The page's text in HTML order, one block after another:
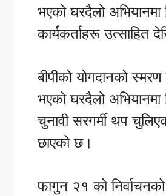
भएको घरदैलो
कार्यकर्ताहरू उत्साहित
बीपीको योगदानको स्मरण
भएको घरदैलो
चुनावी सरगर्मी थप
छाएको छ।
फागुन २१ को